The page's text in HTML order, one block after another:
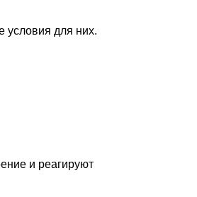
условия для них.
и реагируют